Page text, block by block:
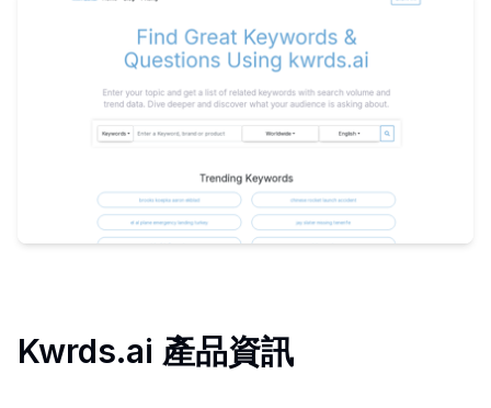
Kwrds.ai 產品資訊